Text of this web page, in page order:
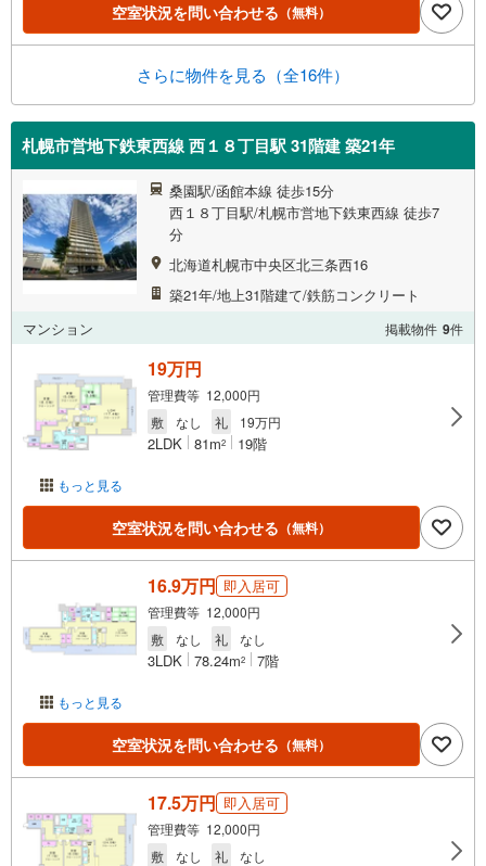
空室状況を問い合わせる （無料）
さらに物件を見る（全16件）
札幌市営地下鉄東西線 西１８丁目駅 31階建 築21年
桑園駅/函館本線 徒歩15分
西１８丁目駅/札幌市営地下鉄東西線 徒歩7
分
北海道札幌市中央区北三条西16
築21年/地上31階建て/鉄筋コンクリート
マンション
掲載物件 9件
もっと見る
19万円
管理費等 12,000円
敷
なし 礼 19万円
2LDK 81m2 19階
空室状況を問い合わせる （無料）
もっと見る
16.9万円 即入居可
管理費等 12,000円
敷
なし 礼 なし
3LDK 78.24m2 7階
空室状況を問い合わせる （無料）
17.5万円 即入居可
管理費等 12,000円
敷
なし 礼 なし